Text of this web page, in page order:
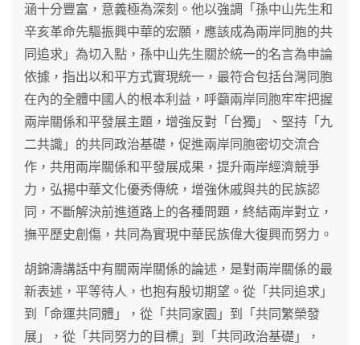
涵十分豐富，意義極為深刻。他以強調「孫中山先生和
辛亥革命先驅振興中華的宏願，應該成為兩岸同胞的共
同追求」為切入點，孫中山先生關於統一的名言為申論
依據，指出以和平方式實現統一，最符合包括台灣同胞
在內的全體中國人的根本利益，呼籲兩岸同胞牢牢把握
兩岸關係和平發展主題，增強反對「台獨」、堅持「九
二共識」的共同政治基礎，促進兩岸同胞密切交流合
作，共用兩岸關係和平發展成果，提升兩岸經濟競爭
力，弘揚中華文化優秀傳統，增強休戚與共的民族認
同，不斷解決前進道路上的各種問題，終結兩岸對立，
撫平歷史創傷，共同為實現中華民族偉大復興而努力。
胡錦濤講話中有關兩岸關係的論述，是對兩岸關係的最
新表述，平等待人，也抱有殷切期望。從「共同追求」
到「命運共同體」，從「共同家園」到「共同繁榮發
展」，從「共同努力的目標」到「共同政治基礎」，